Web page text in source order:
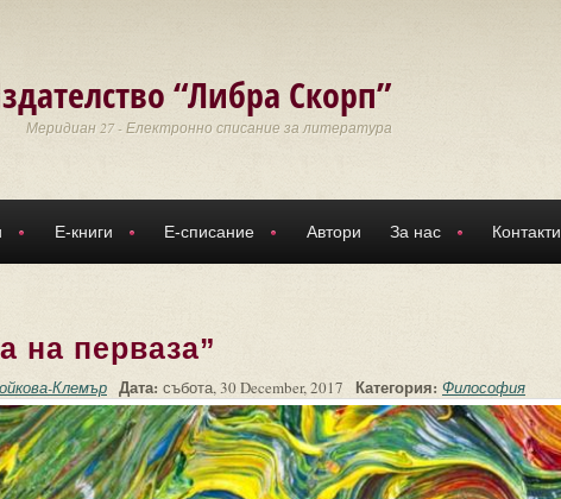
“Либра Скорп”
Меридиан 27 - Електронно списание за литература
Е-книги Е-списание Автори За нас Контакти
на перваза”
Клемър Дата: събота, 30 December, 2017 Категория: Философия